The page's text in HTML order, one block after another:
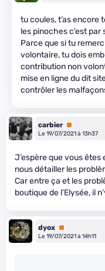
tu coules, t’as encore
les pinoches c’est
Parce que si tu
volontaire, tu dois
contribution non
mise en ligne du dit
contrôler les
carbier Premium
Le 19/07/2021 à 13h37
J’espère que vous
nous détailler les
Car entre ça et les
boutique de l’Elysée, il
dyox Premium
Le 19/07/2021 à 14h11